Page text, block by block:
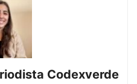
Codexverde